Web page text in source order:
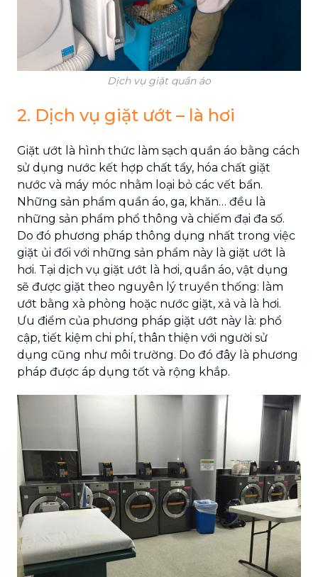
Dịch vụ giặt quần áo
2. Dịch vụ giặt ướt – là hơi
Giặt ướt là hình thức làm sạch quần áo bằng cách
sử dụng nước kết hợp chất tẩy, hóa chất giặt
nước và máy móc nhằm loại bỏ các vết bẩn.
Những sản phẩm quần áo, ga, khăn… đều là
những sản phẩm phổ thông và chiếm đại đa số.
Do đó phương pháp thông dụng nhất trong việc
giặt ủi đối với những sản phẩm này là giặt ướt là
hơi. Tại dịch vụ giặt ướt là hơi, quần áo, vật dụng
sẽ được giặt theo nguyên lý truyền thống: làm
ướt bằng xà phòng hoặc nước giặt, xả và là hơi.
Ưu điểm của phương pháp giặt ướt này là: phổ
cập, tiết kiệm chi phí, thân thiện với người sử
dụng cũng như môi trường. Do đó đây là phương
pháp được áp dụng tốt và rộng khắp.